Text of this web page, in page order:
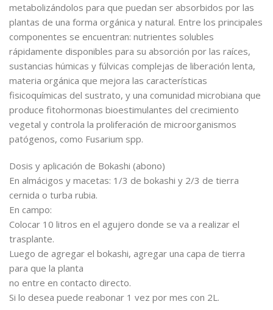
metabolizándolos para que puedan ser absorbidos por las
plantas de una forma orgánica y natural. Entre los principales
componentes se encuentran: nutrientes solubles
rápidamente disponibles para su absorción por las raíces,
sustancias húmicas y fúlvicas complejas de liberación lenta,
materia orgánica que mejora las características
fisicoquímicas del sustrato, y una comunidad microbiana que
produce fitohormonas bioestimulantes del crecimiento
vegetal y controla la proliferación de microorganismos
patógenos, como Fusarium spp.
Dosis y aplicación de Bokashi (abono)
En almácigos y macetas: 1/3 de bokashi y 2/3 de tierra
cernida o turba rubia.
En campo:
Colocar 10 litros en el agujero donde se va a realizar el
trasplante.
Luego de agregar el bokashi, agregar una capa de tierra
para que la planta
no entre en contacto directo.
Si lo desea puede reabonar 1 vez por mes con 2L.